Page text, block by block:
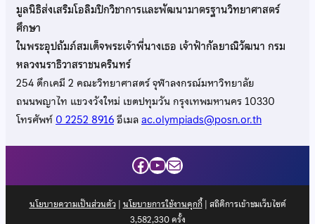
มูลนิธิส่งเสริมโอลิมปิกวิชาการและพัฒนามาตรฐานวิทยาศาสตร์
ศึกษา
ในพระอุปถัมภ์สมเด็จพระเจ้าพี่นางเธอ เจ้าฟ้ากัลยาณิวัฒนา กรม
หลวงนราธิวาสราชนครินทร์
254 ตึกเคมี 2 คณะวิทยาศาสตร์ จุฬาลงกรณ์มหาวิทยาลัย
ถนนพญาไท แขวงวังใหม่ เขตปทุมวัน กรุงเทพมหานคร 10330
โทรศัพท์0 2252 8916อีเมลac.olympiads@posn.or.th
Facebook
YouTube
Mail
นโยบายความเป็นส่วนตัว| นโยบายการใช้งานคุกกี้| สถิติการเข้าชมเว็บไซต์
3,582,330ครั้ง